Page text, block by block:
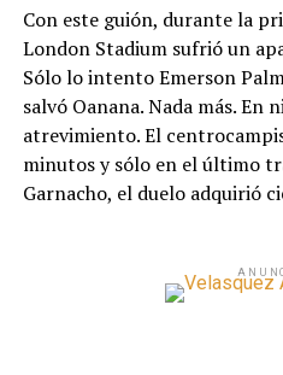
Con este guión, durante la
London Stadium sufrió un
Sólo lo intento Emerson
salvó Oanana. Nada más.
atrevimiento. El
minutos y sólo en el último
Garnacho, el duelo adquirió